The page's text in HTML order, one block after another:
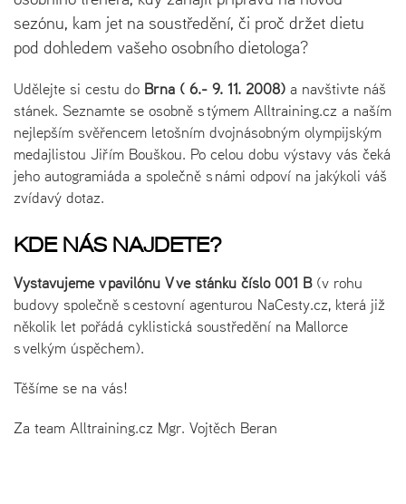
sezónu, kam jet na soustředění, či proč držet dietu
pod dohledem vašeho osobního dietologa?
Udělejte si cestu do Brna ( 6.- 9. 11. 2008) a navštivte náš
stánek. Seznamte se osobně s týmem Alltraining.cz a naším
nejlepším svěřencem letošním dvojnásobným olympijským
medajlistou Jiřím Bouškou. Po celou dobu výstavy vás čeká
jeho autogramiáda a společně s námi odpoví na jakýkoli váš
zvídavý dotaz.
KDE NÁS NAJDETE?
Vystavujeme v pavilónu V ve stánku číslo 001 B(v rohu
budovy společně s cestovní agenturou NaCesty.cz, která již
několik let pořádá cyklistická soustředění na Mallorce
s velkým úspěchem).
Těšíme se na vás!
Za team Alltraining.cz Mgr. Vojtěch Beran